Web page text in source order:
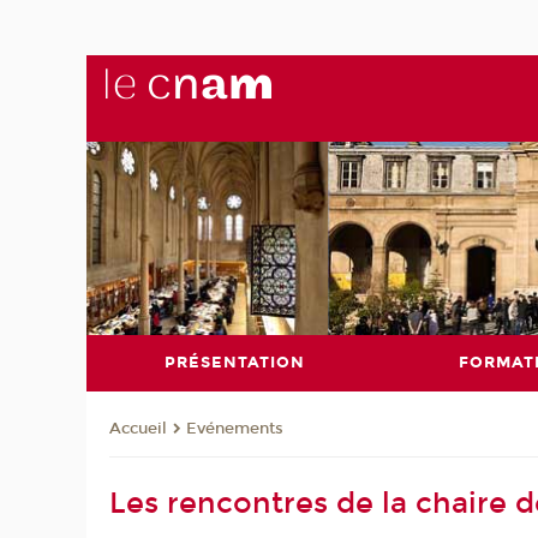
PRÉSENTATION
Accueil Evénements
Les rencontres de la chaire